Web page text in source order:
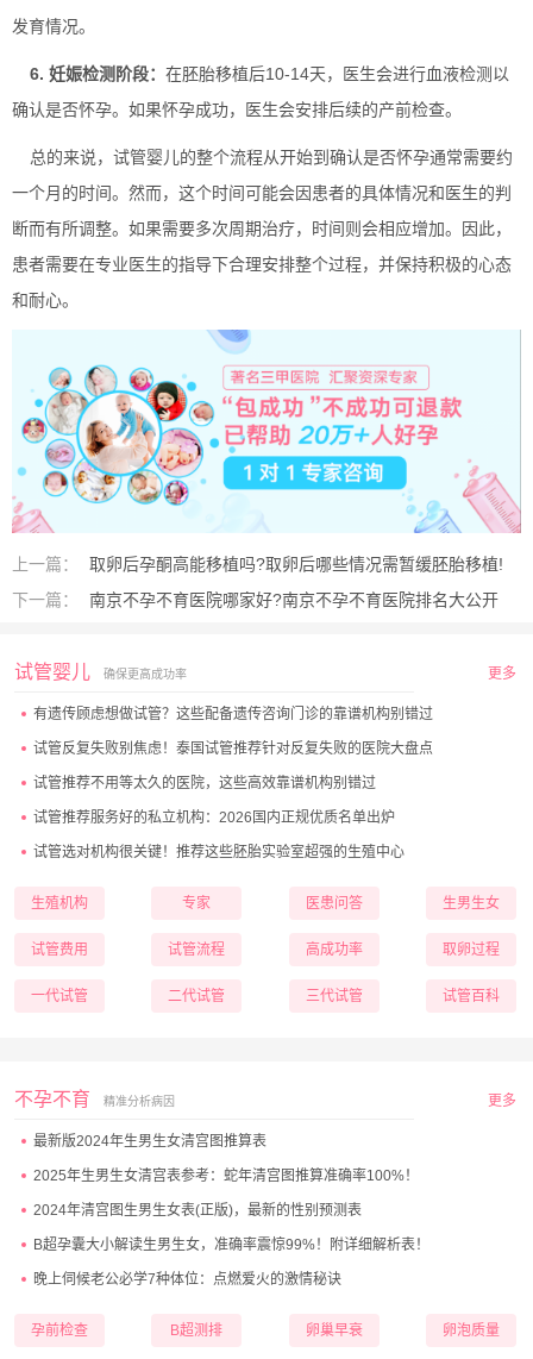
发育情况。
6. 妊娠检测阶段： 在胚胎移植后10-14天，医生会进行血液检测以
确认是否怀孕。如果怀孕成功，医生会安排后续的产前检查。
总的来说，试管婴儿的整个流程从开始到确认是否怀孕通常需要约
一个月的时间。然而，这个时间可能会因患者的具体情况和医生的判
断而有所调整。如果需要多次周期治疗，时间则会相应增加。因此，
患者需要在专业医生的指导下合理安排整个过程，并保持积极的心态
和耐心。
上一篇：
取卵后孕酮高能移植吗?取卵后哪些情况需暂缓胚胎移植!
下一篇：
南京不孕不育医院哪家好?南京不孕不育医院排名大公开
试管婴儿 确保更高成功率 更多
有遗传顾虑想做试管？这些配备遗传咨询门诊的靠谱机构别错过
试管反复失败别焦虑！泰国试管推荐针对反复失败的医院大盘点
试管推荐不用等太久的医院，这些高效靠谱机构别错过
试管推荐服务好的私立机构：2026国内正规优质名单出炉
试管选对机构很关键！推荐这些胚胎实验室超强的生殖中心
生殖机构 专家 医患问答 生男生女
试管费用 试管流程 高成功率 取卵过程
一代试管 二代试管 三代试管 试管百科
不孕不育 精准分析病因 更多
最新版2024年生男生女清宫图推算表
2025年生男生女清宫表参考：蛇年清宫图推算准确率100%！
2024年清宫图生男生女表(正版)，最新的性别预测表
B超孕囊大小解读生男生女，准确率震惊99%！附详细解析表！
晚上伺候老公必学7种体位：点燃爱火的激情秘诀
孕前检查 B超测排 卵巢早衰 卵泡质量